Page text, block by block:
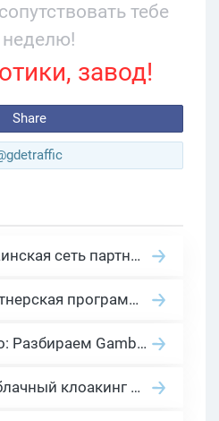
тебе
завод!
Share
SalesDoubler: украинская сеть партнерских программ с оплатой за действие
Partners 1win: партнерская программа казино в нише гемблинг арбитраж
2026 Гемблинг это: Разбираем Gambling вертикаль, и все что связано с гемблинг и беттинг офферами
Cloaking House: облачный клоакинг для фильтрации ботов FB и Google Ads — гайд PHP-интеграции 2026